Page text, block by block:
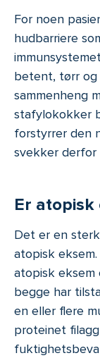
For noen
hudbarriere
betent, tørr og
sammenheng
stafylokokker
forstyrrer den
svekker derfor
Er atopisk
Det er en
atopisk
atopisk eksem
begge har
en eller flere
proteinet